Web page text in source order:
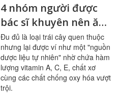
4 nhóm người được
bác sĩ khuyên nên ăn
đu đủ thường xuyên
Đu đủ là loại trái cây quen thuộc
nhưng lại được ví như một "nguồn
dược liệu tự nhiên" nhờ chứa hàm
lượng vitamin A, C, E, chất xơ
cùng các chất chống oxy hóa vượt
trội.